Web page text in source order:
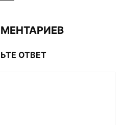
ОТВЕТ